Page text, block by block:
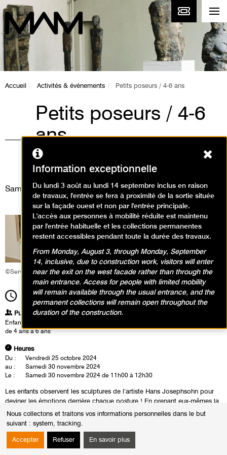
Nous collectons et traitons vos informations personnelles dans le but
suivant : system, tracking.
Accepter Refuser En savoir plus
Accueil Activités & événements Petits poseurs / 4-6 ans
Petits poseurs / 4-6
ans
Animations / Atelier arts
plastiques
Samedi 30 novembre 2024
©Service éducatif et culturel
11h00 Durée1h30
Publics
Enfants / Ados
de 4 ans à 6 ans
Heures
Du :
Vendredi 25 octobre 2024
au :
Samedi 30 novembre 2024
Le :
Samedi 30 novembre 2024 de 11h00 à 12h30
Les enfants observent les sculptures de l’artiste Hans Josephsohn pour
deviner les émotions derrière chaque posture ! En prenant eux-mêmes la
pose, ils explorent les sentiments et les expressions capturés dans les
figures debout, assises et allongées. Cette expérience interactive et
immersive leur permet ensuite en atelier de modeler leur propre
personnage et d’inventer à leur tour la pose et l’émotion qui vont
structurer leur création.
Information exceptionnelle
Du lundi 3 août au lundi 14 septembre inclus en raison
de travaux, l'entrée se fera à proximité de la sortie située
sur la façade ouest et non par l'entrée principale.
L'accès aux personnes à mobilité réduite est maintenu
par l'entrée habituelle et les collections permanentes
restent accessibles pendant toute la durée des travaux.
From Monday, August 3, through Monday, September
14, inclusive, due to construction work, visitors will enter
near the exit on the west facade rather than through the
main entrance. Access for people with limited mobility
will remain available through the usual entrance, and the
permanent collections will remain open throughout the
duration of the construction.